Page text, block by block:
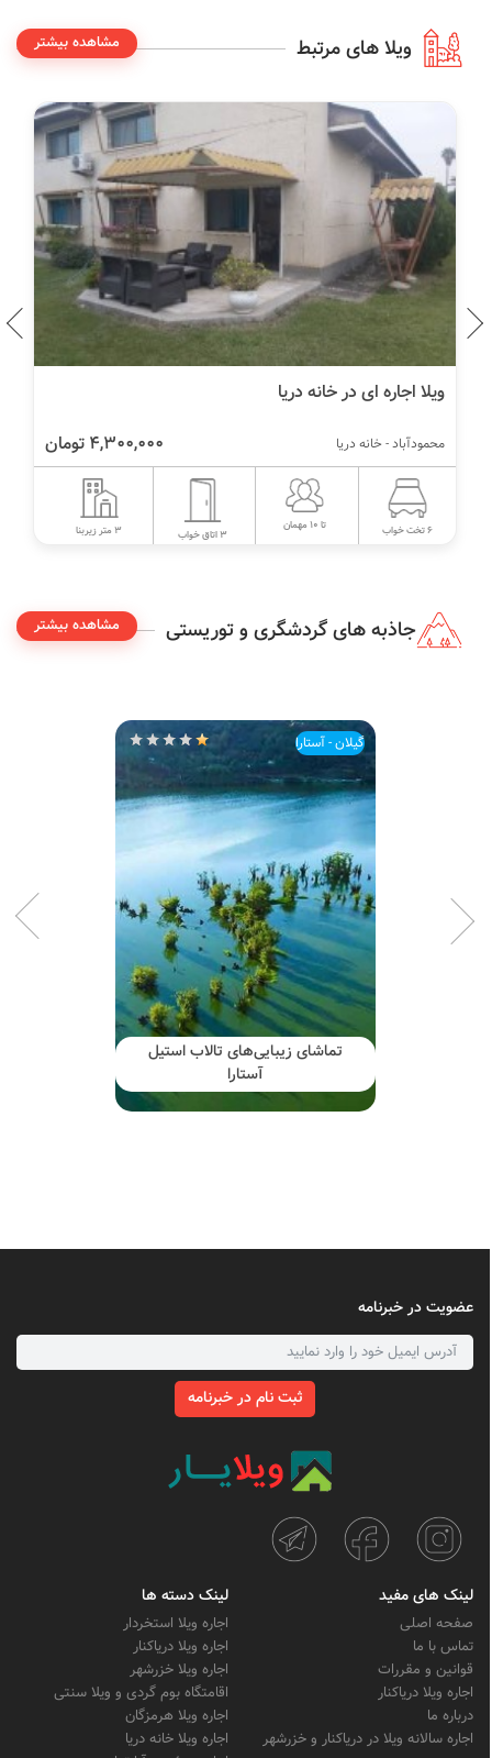
ویلا های مرتبط مشاهده بیشتر
ویلا اجاره ای در خانه دریا
4,300,000 تومان محمودآباد - خانه دریا
6 تخت خواب تا 10 مهمان
3 اتاق خواب 3 متر زیربنا
جاذبه های گردشگری و توریستی مشاهده بیشتر
گیلان - آستارا
تماشای زیبایی‌های تالاب استیل
آستارا
عضویت در خبرنامه
ثبت نام در خبرنامه
لینک های مفید
صفحه اصلی
تماس با ما
قوانین و مقررات
اجاره ویلا دریاکنار
درباره ما
اجاره سالانه ویلا در دریاکنار و خزرشهر
لینک دسته ها
اجاره ویلا استخردار
اجاره ویلا دریاکنار
اجاره ویلا خزرشهر
اقامتگاه بوم گردی و ویلا سنتی
اجاره ویلا هرمزگان
اجاره ویلا خانه دریا